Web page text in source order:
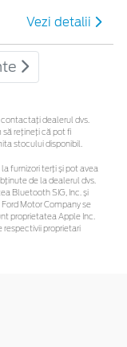
Vezi detalii
contactaţi dealerul dvs.
să rețineți că pot fi
stocului disponibil.
furnizori terți și pot avea
de la dealerul dvs.
Bluetooth SIG, Inc. și
Motor Company se
proprietatea Apple Inc.
proprietari